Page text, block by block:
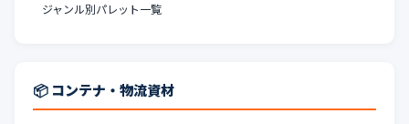
ジャンル別パレット一覧
📦 コンテナ・物流資材